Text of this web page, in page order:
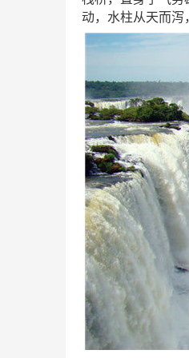
动，水柱从天而泻